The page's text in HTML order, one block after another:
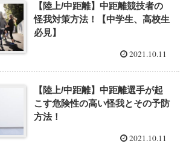
【陸上/中距離】中距離競技者の
怪我対策方法！【中学生、高校生
必見】
2021.10.11
【陸上/中距離】中距離選手が起
こす危険性の高い怪我とその予防
方法！
2021.10.11